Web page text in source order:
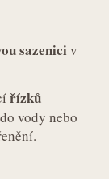
sazeniciv
řízků–
vody nebo